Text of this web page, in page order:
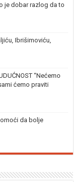
je dobar razlog da to
Ibrišimoviću,
“Nećemo
ćemo praviti
da bolje